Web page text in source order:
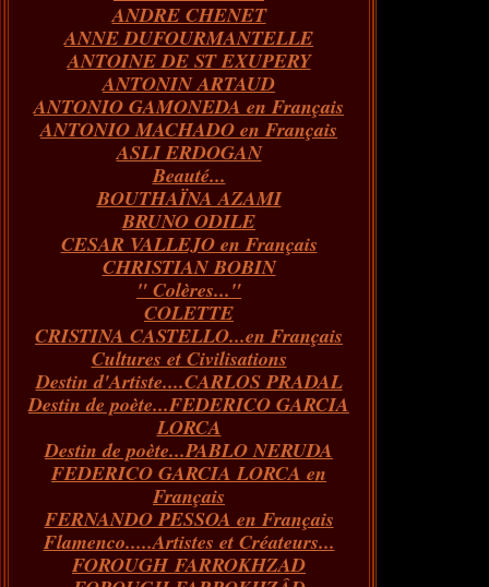
Janvier(60)
Février(68)
Janvier(86)
Mars(65)
Février(70)
Janvier(66)
Avril(76)
Mars(66)
Février(67)
Janvier(73)
Mai(82)
Avril(62)
Mars(66)
Février(55)
Janvier(43)
Juin(84)
Mai(89)
Avril(59)
Mars(73)
Février(54)
Janvier(51)
Juillet(72)
Juin(65)
Mai(97)
Avril(73)
Mars(100)
Février(146)
Janvier(124)
Août(40)
Juillet(31)
Juin(26)
ANDRE CHENET
ANNE DUFOURMANTELLE
ANTOINE DE ST EXUPERY
ANTONIN ARTAUD
ANTONIO GAMONEDA en Français
ANTONIO MACHADO en Français
ASLI ERDOGAN
Beauté...
BOUTHAÏNA AZAMI
BRUNO ODILE
CESAR VALLEJO en Français
CHRISTIAN BOBIN
" Colères..."
COLETTE
CRISTINA CASTELLO...en Français
Cultures et Civilisations
Destin d'Artiste....CARLOS PRADAL
Destin de poète...FEDERICO GARCIA
LORCA
Destin de poète...PABLO NERUDA
FEDERICO GARCIA LORCA en
Français
FERNANDO PESSOA en Français
Flamenco.....Artistes et Créateurs...
FOROUGH FARROKHZAD